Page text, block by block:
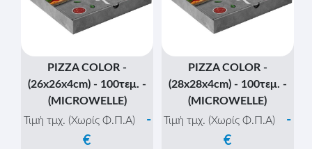
PIZZA COLOR -
(26x26x4cm) - 100τεμ. -
(MICROWELLE)
Τιμή τμχ. (Χωρίς Φ.Π.Α)
-
€
PIZZA COLOR -
(28x28x4cm) - 100τεμ. -
(MICROWELLE)
Τιμή τμχ. (Χωρίς Φ.Π.Α)
-
€